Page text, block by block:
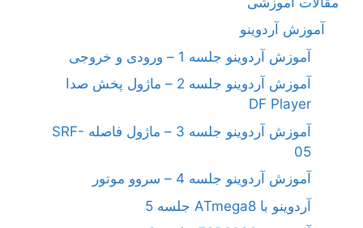
آموزش آردوینو
آموزش آردوینو جلسه 1 – ورودی و خروجی
آموزش آردوینو جلسه 2 – ماژول پخش صدا
DF Player
آموزش آردوینو جلسه 3 – ماژول فاصله SRF-
05
آموزش آردوینو جلسه 4 – سروو موتور
آردوینو با ATmega8 جلسه 5